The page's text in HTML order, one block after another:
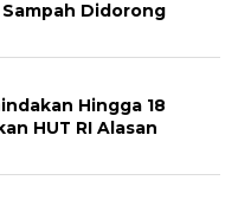
Didorong
Hingga 18
HUT RI Alasan